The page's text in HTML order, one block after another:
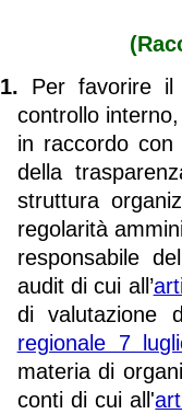
1. Per favorire il
controllo
in raccordo con
della
struttura
regolarità
responsabile
audit di cui all’
di valutazione
regionale 7
materia di
conti di cui all'